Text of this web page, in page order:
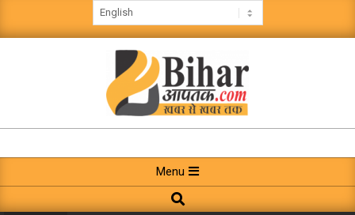
to
BIHAR
AAPTAK
Navigation
Menu
Menu
Search